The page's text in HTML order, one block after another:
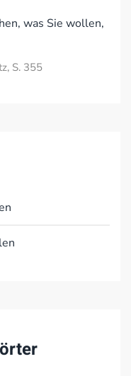
was Sie wollen,
S. 355